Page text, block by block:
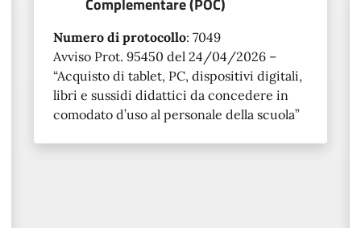
Complementare (POC)
Numero di protocollo: 7049
Avviso Prot. 95450 del 24/04/2026 –
“Acquisto di tablet, PC, dispositivi digitali,
libri e sussidi didattici da concedere in
comodato d’uso al personale della scuola”